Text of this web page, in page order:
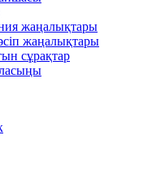
жаңалықтары
жаңалықтары
сұрақтар